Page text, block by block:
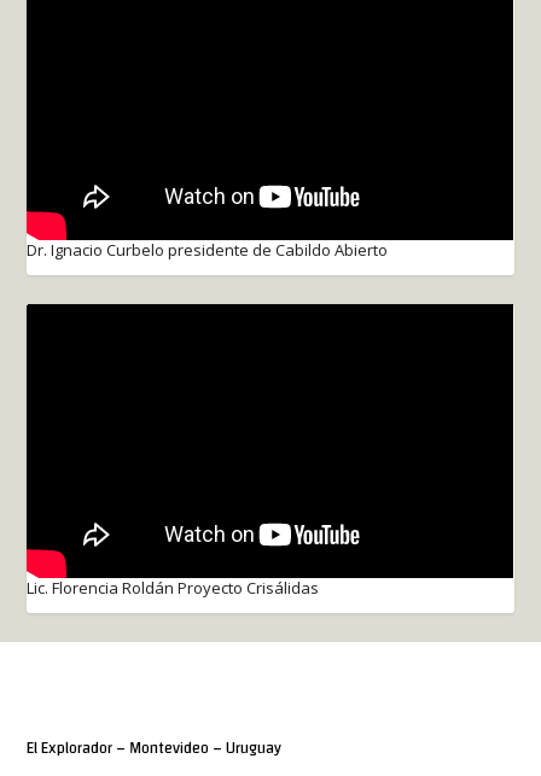
Dr. Ignacio Curbelo presidente de Cabildo Abierto
Lic. Florencia Roldán Proyecto Crisálidas
El Explorador – Montevideo – Uruguay